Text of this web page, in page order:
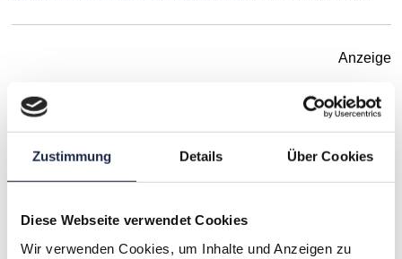
Zustimmung Details Über Cookies
Diese Webseite verwendet Cookies
Wir verwenden Cookies, um Inhalte und Anzeigen zu
Anzeige
Diese WebSession wird freundlich unterstützt von:
Die Lösung für die Organisation Ihrer PR-